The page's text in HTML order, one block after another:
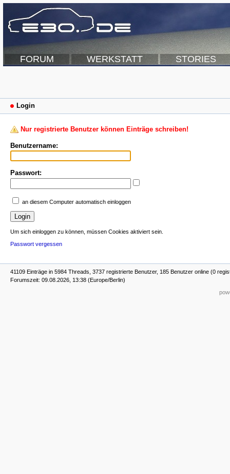
FORUM WERKSTATT STORIES
Login
Nur registrierte Benutzer können Einträge schreiben!
Benutzername:
Passwort:
an diesem Computer automatisch einloggen
Um sich einloggen zu können, müssen Cookies aktiviert sein.
Passwort vergessen
41109 Einträge in 5984 Threads, 3737 registrierte Benutzer, 185 Benutzer online (0
Forumszeit: 09.08.2026, 13:38 (Europe/Berlin)